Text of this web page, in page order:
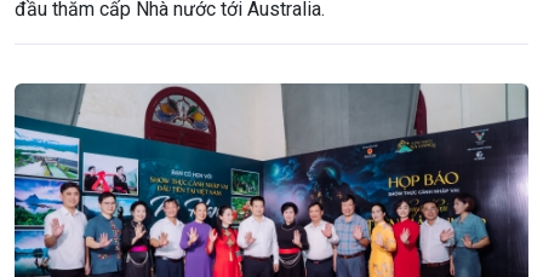
đầu thăm cấp Nhà nước tới Australia.